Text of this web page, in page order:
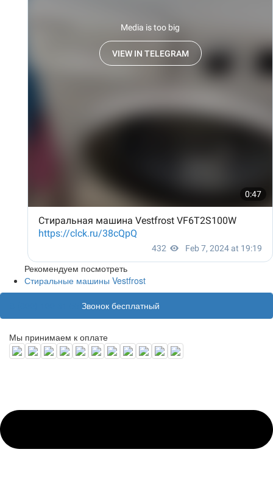
Рекомендуем посмотреть
Стиральные машины Vestfrost
Звонок бесплатный
Мы принимаем к оплате